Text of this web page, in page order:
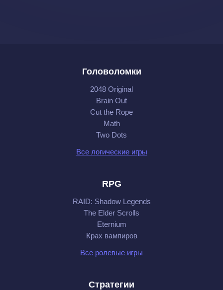
Головоломки
2048 Original
Brain Out
Cut the Rope
Math
Two Dots
Все логические игры
RPG
RAID: Shadow Legends
The Elder Scrolls
Eternium
Крах вампиров
Все ролевые игры
Стратегии